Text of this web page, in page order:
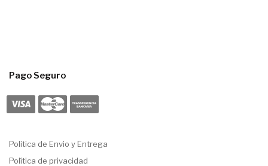
Pago Seguro
Politica de Envio y Entrega
Política de privacidad